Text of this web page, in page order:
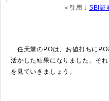
＜引用： SBI証
任天堂のPOは、お値打ちに
活かした結果になりました。そ
を見ていきましょう。